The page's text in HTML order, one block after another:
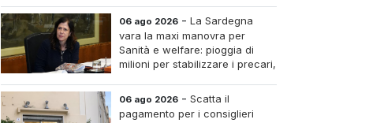
06 ago 2026 - La Sardegna
vara la maxi manovra per
Sanità e welfare: pioggia di
milioni per stabilizzare i precari,
centri e assumere infermieri fissi nelle case di riposo.
06 ago 2026 - Scatta il
pagamento per i consiglieri